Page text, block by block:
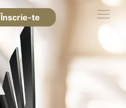
Înscrie-te